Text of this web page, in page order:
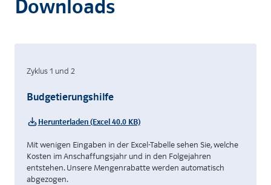
Downloads
Zyklus 1 und 2
Budgetierungshilfe
Herunterladen (Excel 40.0 KB)
Mit wenigen Eingaben in der Excel-Tabelle sehen Sie, welche
Kosten im Anschaffungsjahr und in den Folgejahren
entstehen. Unsere Mengenrabatte werden automatisch
abgezogen.